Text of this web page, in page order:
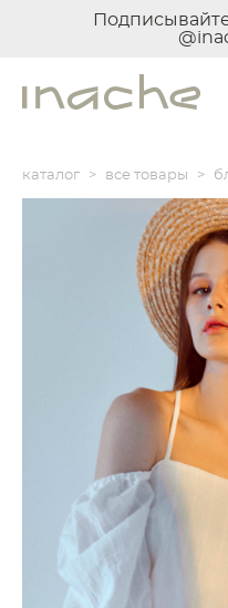
каталог > все товары >